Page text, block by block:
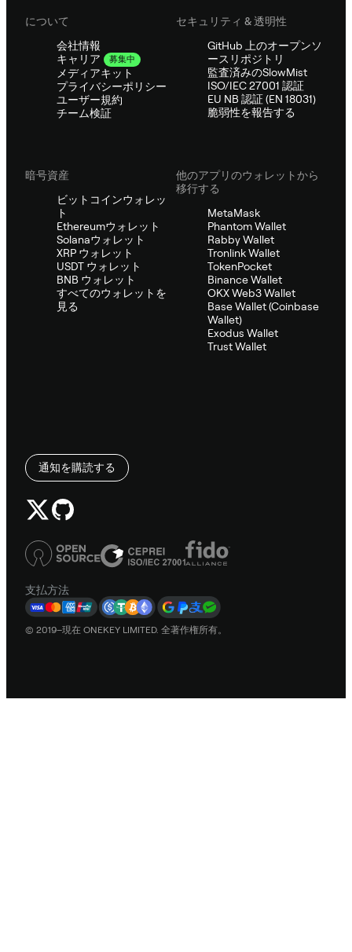
について
会社情報
キャリア
募集中
メディアキット
プライバシーポリシー
ユーザー規約
チーム検証
セキュリティ & 透明性
GitHub 上のオープンソ
ースリポジトリ
監査済みのSlowMist
ISO/IEC 27001 認証
EU NB 認証 (EN 18031)
脆弱性を報告する
暗号資産
ビットコインウォレッ
ト
Ethereumウォレット
Solanaウォレット
XRP ウォレット
USDT ウォレット
BNB ウォレット
すべてのウォレットを
見る
他のアプリのウォレットから
移行する
MetaMask
Phantom Wallet
Rabby Wallet
Tronlink Wallet
TokenPocket
Binance Wallet
OKX Web3 Wallet
Base Wallet (Coinbase
Wallet)
Exodus Wallet
Trust Wallet
通知を購読する
支払方法
© 2019–現在 ONEKEY LIMITED. 全著作権所有。